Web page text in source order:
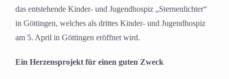
das entstehende Kinder- und Jugendhospiz „Sternenlichter“
in Göttingen, welches als drittes Kinder- und Jugendhospiz
am 5. April in Göttingen eröffnet wird.
Ein Herzensprojekt für einen guten Zweck